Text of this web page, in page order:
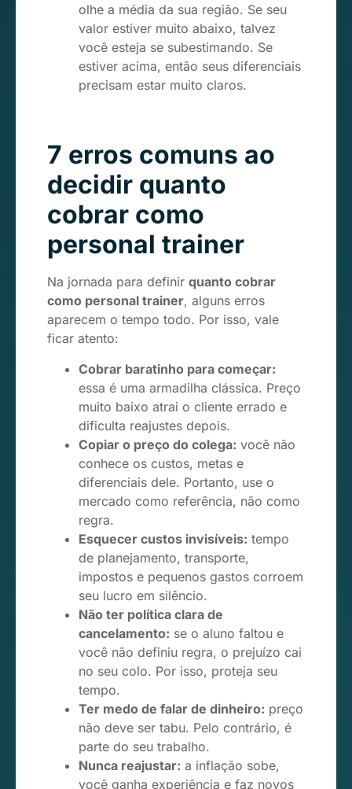
olhe a média da sua região. Se seu
valor estiver muito abaixo, talvez
você esteja se subestimando. Se
estiver acima, então seus diferenciais
precisam estar muito claros.
7 erros comuns ao
decidir quanto
cobrar como
personal trainer
Na jornada para definir quanto cobrar
como personal trainer, alguns erros
aparecem o tempo todo. Por isso, vale
ficar atento:
Cobrar baratinho para começar:
essa é uma armadilha clássica. Preço
muito baixo atrai o cliente errado e
dificulta reajustes depois.
Copiar o preço do colega: você não
conhece os custos, metas e
diferenciais dele. Portanto, use o
mercado como referência, não como
regra.
Esquecer custos invisíveis: tempo
de planejamento, transporte,
impostos e pequenos gastos corroem
seu lucro em silêncio.
Não ter política clara de
cancelamento: se o aluno faltou e
você não definiu regra, o prejuízo cai
no seu colo. Por isso, proteja seu
tempo.
Ter medo de falar de dinheiro: preço
não deve ser tabu. Pelo contrário, é
parte do seu trabalho.
Nunca reajustar: a inflação sobe,
você ganha experiência e faz novos